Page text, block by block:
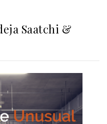
Saatchi &